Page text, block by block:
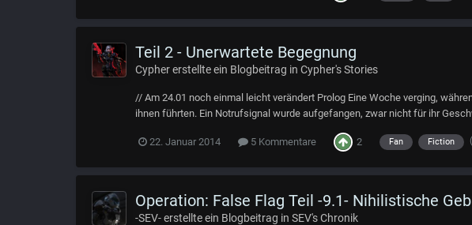
Teil 2 - Unerwartete Begegnung
Cyphererstellte ein Blogbeitrag in Cypher's Stories
// Am 24.01 noch einmal leicht verändert Prolog Eine Woche verging,
ihnen führten. Ein Notrufsignal wurde aufgefangen, zwar nicht für ihr
22. Januar 2014 5 Kommentare 2 Fan Fiction
Operation: False Flag Teil -9.1- Nihilistische
-SEV-erstellte ein Blogbeitrag in SEV's Chronik